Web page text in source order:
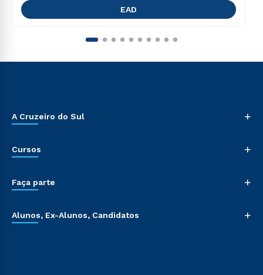
EAD
A Cruzeiro do Sul +
Cursos +
Faça parte +
Alunos, Ex-Alunos, Candidatos +